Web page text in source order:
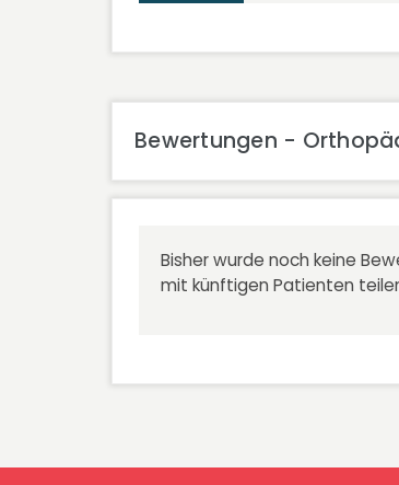
Bewertungen -
Bisher wurde noch keine
mit künftigen Patienten